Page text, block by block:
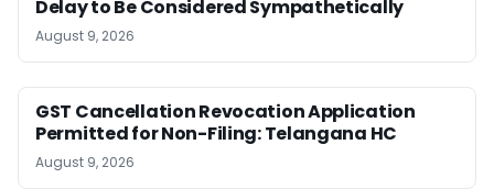
Delay to Be Considered Sympathetically
August 9, 2026
GST Cancellation Revocation Application
Permitted for Non-Filing: Telangana HC
August 9, 2026